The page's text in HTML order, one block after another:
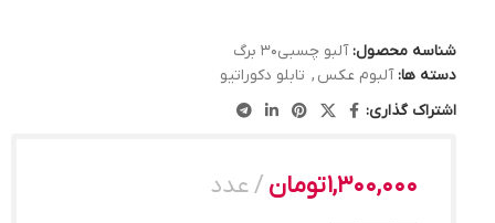
شناسه محصول:آلبو چسبی30 برگ
دسته ها: آلبوم عکس , تابلو دکوراتیو
اشتراک گذاری:
1,300,000تومان عدد